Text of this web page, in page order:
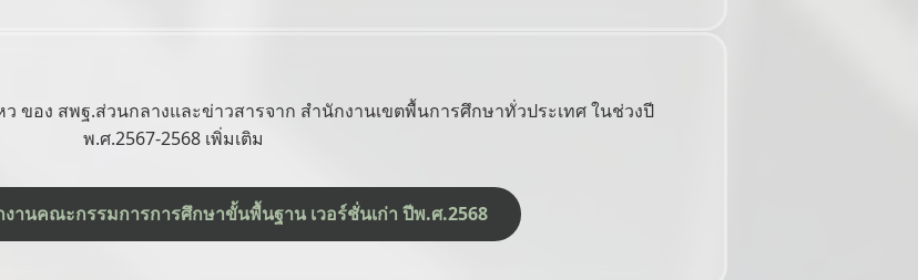
ของ สพฐ.ส่วนกลางและข่าวสารจาก สำนักงานเขตพื้นการศึกษาทั่วประเทศ ในช่วงปี
พ.ศ.2567-2568 เพิ่มเติม
งานคณะกรรมการการศึกษาขั้นพื้นฐาน เวอร์ชั่นเก่า ปีพ.ศ.2568